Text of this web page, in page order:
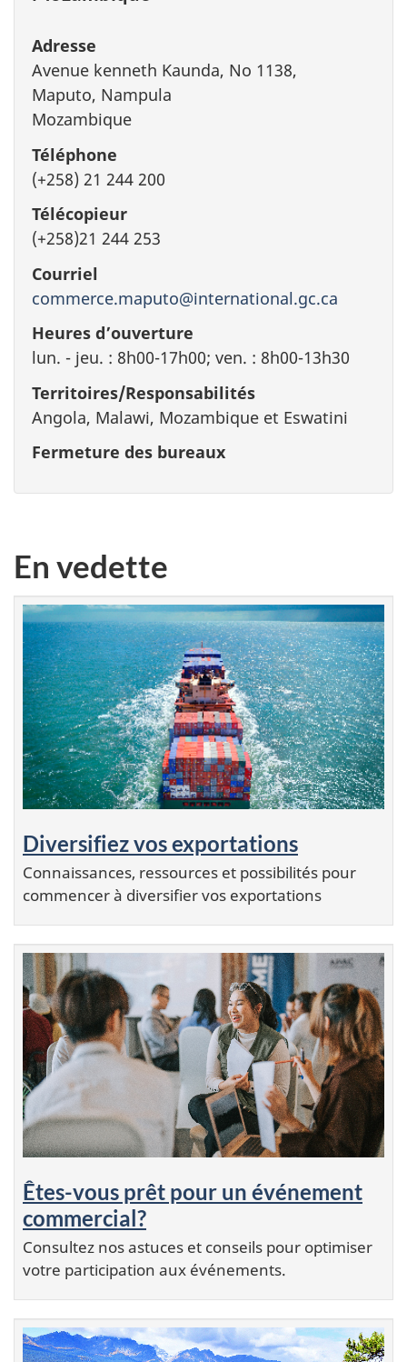
Adresse
Avenue kenneth Kaunda, No 1138,
Maputo, Nampula
Mozambique
Téléphone
(+258) 21 244 200
Télécopieur
(+258)21 244 253
Courriel
commerce.maputo@international.gc.ca
Heures d’ouverture
lun. - jeu. : 8h00-17h00; ven. : 8h00-13h30
Territoires/Responsabilités
Angola, Malawi, Mozambique et Eswatini
Fermeture des bureaux
En vedette
Diversifiez vos exportations
Connaissances, ressources et possibilités pour
commencer à diversifier vos exportations
Êtes-vous prêt pour un événement
commercial?
Consultez nos astuces et conseils pour optimiser
votre participation aux événements.